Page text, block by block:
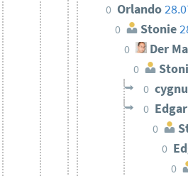
0 Orlando
0 Stonie
0 Der
0
0
0
0
0
0